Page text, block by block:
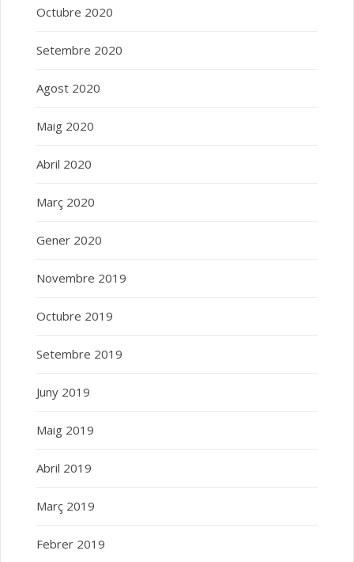
Octubre 2020
Setembre 2020
Agost 2020
Maig 2020
Abril 2020
Març 2020
Gener 2020
Novembre 2019
Octubre 2019
Setembre 2019
Juny 2019
Maig 2019
Abril 2019
Març 2019
Febrer 2019